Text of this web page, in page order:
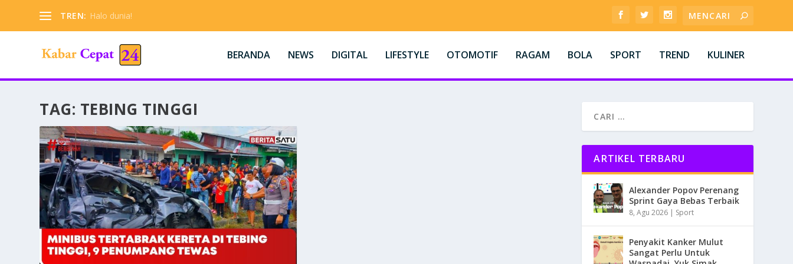
TREN: Halo dunia!
BERANDA NEWS DIGITAL LIFESTYLE OTOMOTIF RAGAM BOLA SPORT TREND KULINER
TAG: TEBING TINGGI
ARTIKEL TERBARU
Alexander Popov Perenang
Sprint Gaya Bebas Terbaik
8, Agu 2026 | Sport
Penyakit Kanker Mulut
Sangat Perlu Untuk